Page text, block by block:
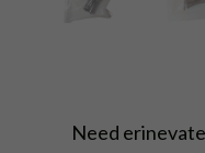
Need